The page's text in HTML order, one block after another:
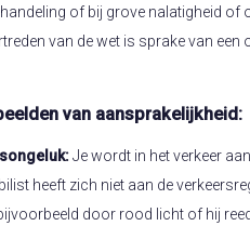
of bij grove nalatigheid of
van de wet is sprake van een
van aansprakelijkheid:
Je wordt in het verkeer
heeft zich niet aan de
door rood licht of hij